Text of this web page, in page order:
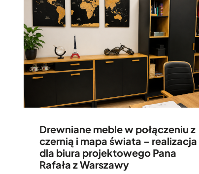
Drewniane meble w połączeniu z
czernią i mapa świata – realizacja
dla biura projektowego Pana
Rafała z Warszawy